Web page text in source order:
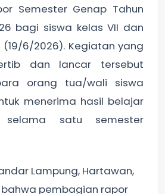
Semester Genap Tahun
bagi siswa kelas VII dan
6/2026). Kegiatan yang
dan lancar tersebut
orang tua/wali siswa
menerima hasil belajar
selama satu semester
Lampung, Hartawan,
pembagian rapor